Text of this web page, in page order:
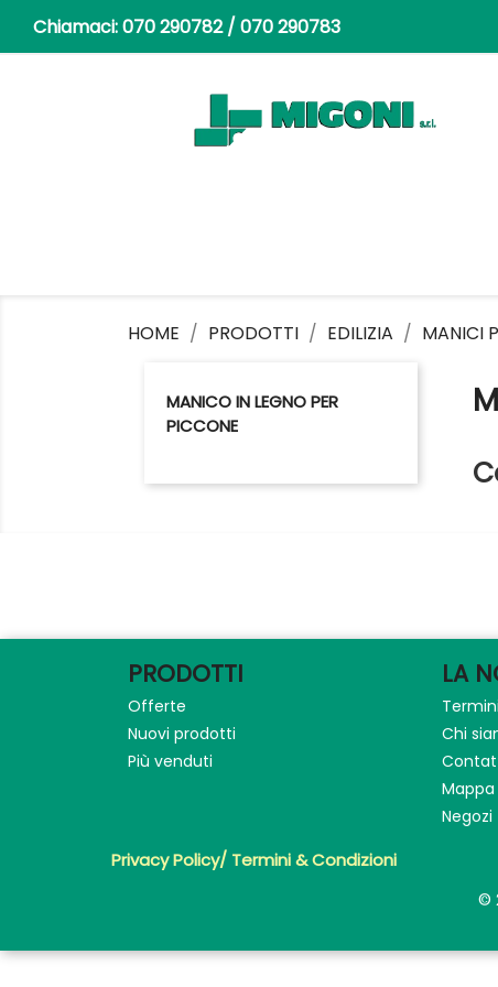
Chiamaci:070 290782 / 070 290783
HOME PRODOTTI EDILIZIA MANICI
MANICO IN LEGNO PER
PICCONE
PRODOTTI
Offerte
Nuovi prodotti
Più venduti
LA
Chi
Negozi
Privacy Policy/ Termini & Condizioni
©